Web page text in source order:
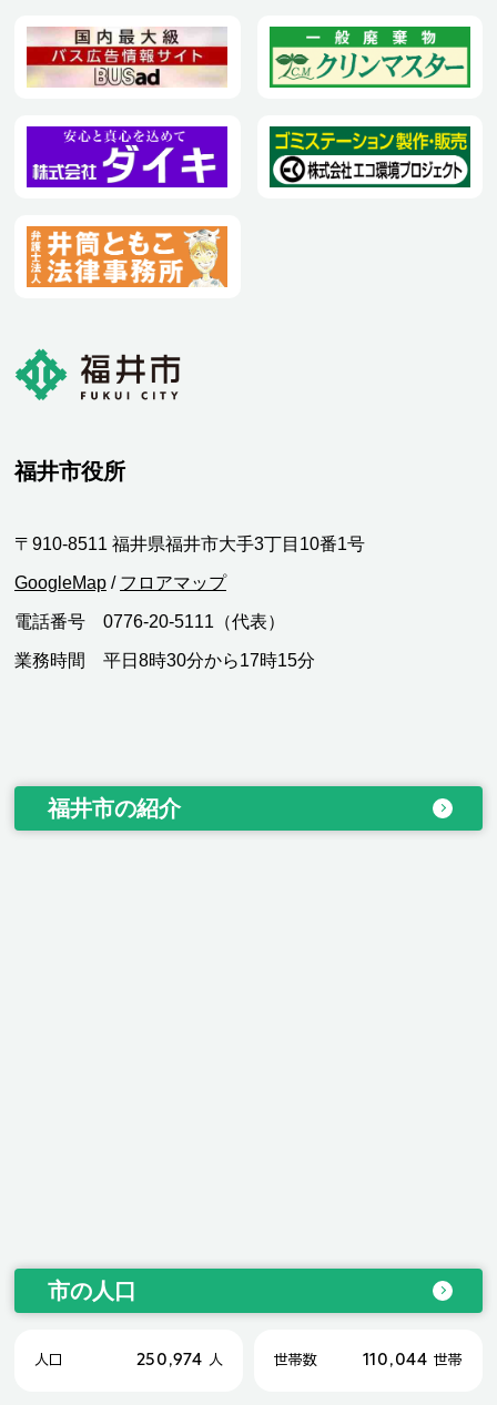
福井市役所
〒910-8511 福井県福井市大手3丁目10番1号
GoogleMap / フロアマップ
電話番号 0776-20-5111（代表）
業務時間 平日8時30分から17時15分
福井市の紹介
市の人口
人口 250,974 人 世帯数 110,044 世帯